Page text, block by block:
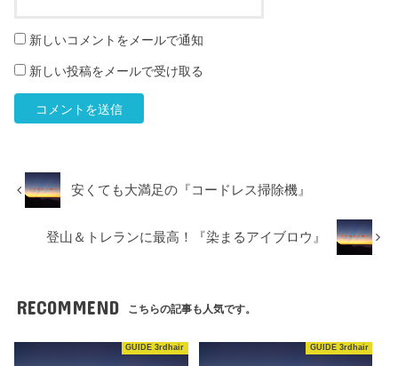
新しいコメントをメールで通知
新しい投稿をメールで受け取る
安くても大満足の『コードレス掃除機』
登山＆トレランに最高！『染まるアイブロウ』
RECOMMEND こちらの記事も人気です。
GUIDE 3rdhair GUIDE 3rdhair